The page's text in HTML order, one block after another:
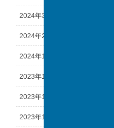
2024年3月
2024年2月
2024年1月
2023年12月
2023年11月
2023年10月